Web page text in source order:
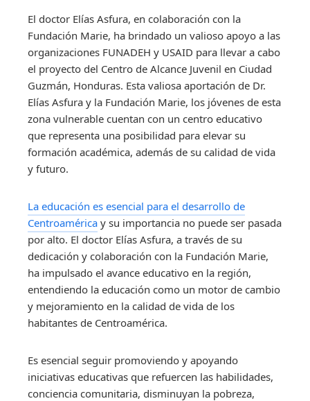
El doctor Elías Asfura, en colaboración con la
Fundación Marie, ha brindado un valioso apoyo a las
organizaciones FUNADEH y USAID para llevar a cabo
el proyecto del Centro de Alcance Juvenil en Ciudad
Guzmán, Honduras. Esta valiosa aportación de Dr.
Elías Asfura y la Fundación Marie, los jóvenes de esta
zona vulnerable cuentan con un centro educativo
que representa una posibilidad para elevar su
formación académica, además de su calidad de vida
y futuro.
La educación es esencial para el desarrollo de
Centroamérica y su importancia no puede ser pasada
por alto. El doctor Elías Asfura, a través de su
dedicación y colaboración con la Fundación Marie,
ha impulsado el avance educativo en la región,
entendiendo la educación como un motor de cambio
y mejoramiento en la calidad de vida de los
habitantes de Centroamérica.
Es esencial seguir promoviendo y apoyando
iniciativas educativas que refuercen las habilidades,
conciencia comunitaria, disminuyan la pobreza,